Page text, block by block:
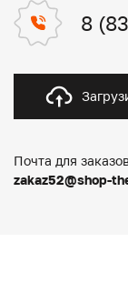
8
Почта для
zakaz52@shop-